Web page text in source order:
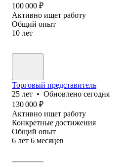
100 000 ₽
Активно ищет работу
Общий опыт
10 лет
Торговый представитель
25 лет • Обновлено сегодня
130 000 ₽
Активно ищет работу
Конкретные достижения
Общий опыт
6 лет 6 месяцев